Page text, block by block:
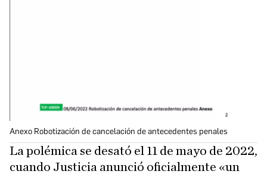
Anexo Robotización de cancelación de antecedentes penales
La polémica se desató el 11 de mayo de 2022,
cuando Justicia anunció oficialmente «un